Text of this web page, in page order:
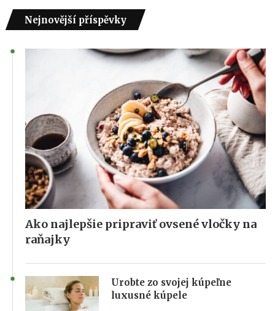
Nejnovější příspěvky
Ako najlepšie pripraviť ovsené vločky na
raňajky
Urobte zo svojej kúpeľne
luxusné kúpele